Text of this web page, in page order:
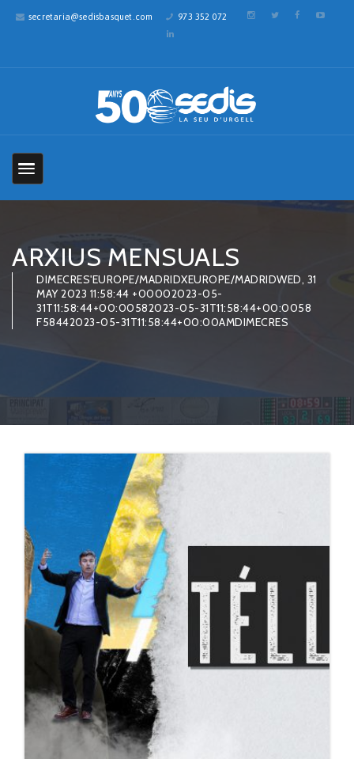
secretaria@sedisbasquet.com 973 352 072
ARXIUS MENSUALS
DIMECRES'EUROPE/MADRIDXEUROPE/MADRIDWED, 31
MAY 2023 11:58:44 +00002023-05-
31T11:58:44+00:00582023-05-31T11:58:44+00:0058
F58442023-05-31T11:58:44+00:00AMDIMECRES